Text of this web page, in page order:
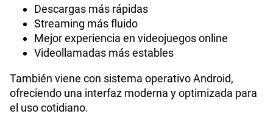
Descargas más rápidas
Streaming más fluido
Mejor experiencia en videojuegos online
Videollamadas más estables
También viene con sistema operativo Android,
ofreciendo una interfaz moderna y optimizada para
el uso cotidiano.